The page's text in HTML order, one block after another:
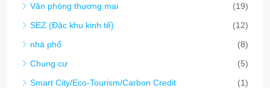
Văn phòng thương mại
(19)
SEZ (Đặc khu kinh tế)
(12)
nhà phố
(8)
Chung cư
(5)
Smart City/Eco-Tourism/Carbon Credit
(1)